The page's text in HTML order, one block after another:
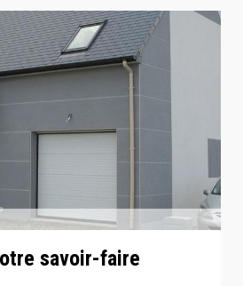
savoir-faire